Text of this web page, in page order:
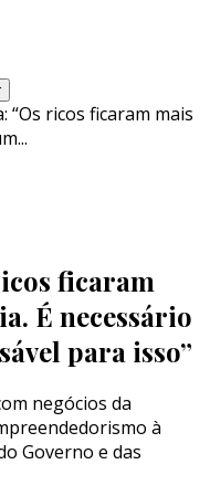
“Os ricos ficaram mais
ficaram
É necessário
para isso”
negócios da
à
Governo e das